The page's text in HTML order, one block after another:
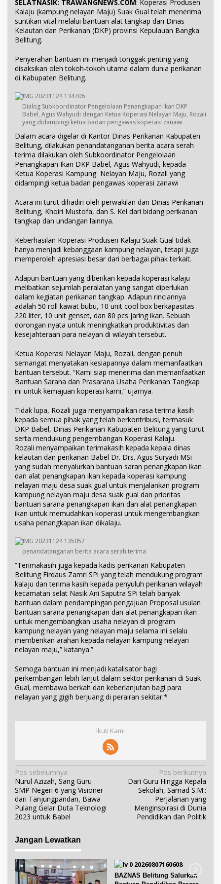
SELATNASIK: TRAWANGNEWS.COM: Koperasi Produsen
Kalaju (kampung nelayan Maju) Suak Gual telah menerima
suntikan vital melalui bantuan alat tangkap dari Dinas
Kelautan dan Perikanan (DKP) provinsi Kepulauan Bangka
Belitung.
Penyerahan bantuan ini menjadi tonggak penting yang
disaksikan oleh tokoh-tokoh utama dalam dunia perikanan
di Kabupaten Belitung.
Dialog Subkoordinator Pengelolaan Penangkapan Ikan DKP
Babel, Agus Wahyudi dengan Ketua Koperasi Nelayan Maju, Rozali
yang didampingi ketua badan pengawas koperasi zanawi
Dalam acara digelar di Kantor Dinas Perikanan Kabupaten
Belitung, dilakukan penandatanganan berita acara serah
terima dilakukan oleh Subkoordinator Pengelolaan
Penangkapan Ikan DKP Babel, Agus Wahyudi, kepada
Ketua Koperasi Kampung Nelayan Maju, Rozali yang
didampingi ketua badan pengawas koperasi zanawi
Acara ini turut dihadiri oleh perwakilan dari Dinas Perikanan
Belitung, Khoiri Mustofa, dan S. Kel dari bidang perikanan
tangkap dan undangan lainnya.
Keberhasilan Koperasi Produsen Kalaju Suak Gual tidak
hanya menjadi kebanggaan kampung nelayan, tetapi juga
memperoleh apresiasi besar dari berbagai pihak terkait.
Adapun bantuan yang diberikan kepada koperasi kalaju
melibatkan sejumlah peralatan yang sangat diperlukan
dalam kegiatan perikanan tangkap. Adapun rinciannya
adalah 50 roll kawat bubu, 10 unit cool box berkapasitas
220 liter, 10 unit genset, dan 80 pcs jaring ikan. Sebuah
dorongan nyata untuk meningkatkan produktivitas dan
kesejahteraan para nelayan di wilayah tersebut.
Ketua Koperasi Nelayan Maju, Rozali, dengan penuh
semangat menyatakan kesiapannya dalam memanfaatkan
bantuan tersebut. “Kami siap menerima dan memanfaatkan
Bantuan Sarana dan Prasarana Usaha Perikanan Tangkap
ini untuk kemajuan koperasi kami,” ujarnya.
Tidak lupa, Rozali juga menyampaikan rasa terima kasih
kepada semua pihak yang telah berkontribusi, termasuk
DKP Babel, Dinas Perikanan Kabupaten Belitung yang turut
serta mendukung pengembangan Koperasi Kalaju.
Rozali menyampaikan terimakasih kepada kepala dinas
kelautan dan perikanan Babel Dr. Drs. Agus Suryadi MSi
yang sudah menyalurkan bantuan saran penangkapan ikan
dan alat penangkapan ikan kepada koperasi kampung
nelayan maju desa suak gual untuk menjalankan program
kampung nelayan maju desa suak gual dan prioritas
bantuan sarana penangkapan ikan dan alat penangkapan
ikan untuk memudahkan koperasi untuk mengembangkan
usaha penangkapan ikan dikalaju.
penandatanganan berita acara serah terima
“Terimakasih juga kepada kadis perikanan Kabupaten
Belitung Firdaus Zamri SPi yang telah mendukung program
kalaju dan terima kasih kepada penyuluh perikanan wilayah
kecamatan selat Nasik Ani Saputra SPi telah banyak
bantuan dalam pendampingan pengajuan Proposal usulan
bantuan sarana penangkapan dan alat penangkapan ikan
untuk mengembangkan usaha nelayan di program
kampung nelayan yang nelayan maju selama ini selalu
memberikan arahan kepada nelayan kampung nelayan
nelayan maju,” katanya.”
Semoga bantuan ini menjadi katalisator bagi
perkembangan lebih lanjut dalam sektor perikanan di Suak
Gual, membawa berkah dan keberlanjutan bagi para
nelayan yang gigih berjuang di perairan sekitar.*
Ikuti Kami
N
a
v
i
g
s
i
p
o
Pos sebelumnya
Nurul Azizah, Sang Guru
SMP Negeri 6 yang Visioner
dari Tanjungpandan, Bawa
Pulang Gelar Duta Teknologi
2023 untuk Babel
Pos berikutnya
Dari Guru Hingga Kepala
Sekolah, Samad S.M.:
Perjalanan yang
Menginspirasi di Dunia
Pendidikan dan Politik
Jangan Lewatkan
BAZNAS Belitung Salurkan